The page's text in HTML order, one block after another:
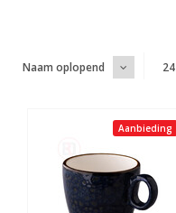
Naam oplopend 24
Aanbieding